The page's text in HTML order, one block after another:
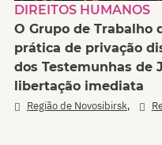
DIREITOS HUMANOS
O Grupo de Trabalho
prática de privação
dos Testemunhas de
libertação imediata
Região de Novosibirsk,